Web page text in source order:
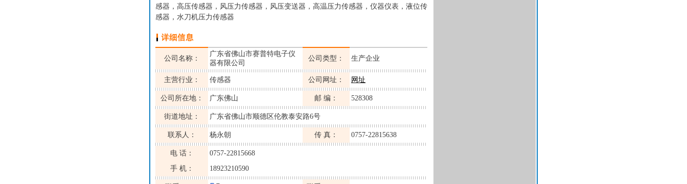
感器，高压传感器，风压力传感器，风压变送器，高温压力传感器，仪器仪表，液位传
感器，水刀机压力传感器
公司名称：
广东省佛山市赛普特电子仪
器有限公司
公司类型： 生产企业
主营行业： 传感器 公司网址： 网址
公司所在地： 广东佛山 邮 编： 528308
街道地址： 广东省佛山市顺德区伦教泰安路6号
联系人： 杨永朝 传 真： 0757-22815638
电 话：
0757-22815668
手 机：
18923210590